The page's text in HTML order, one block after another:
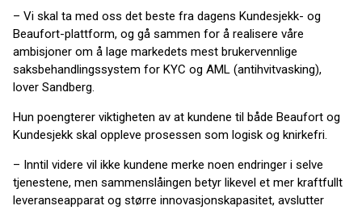
– Vi skal ta med oss det beste fra dagens Kundesjekk- og
Beaufort-plattform, og gå sammen for å realisere våre
ambisjoner om å lage markedets mest brukervennlige
saksbehandlingssystem for KYC og AML (antihvitvasking),
lover Sandberg.
Hun poengterer viktigheten av at kundene til både Beaufort og
Kundesjekk skal oppleve prosessen som logisk og knirkefri.
– Inntil videre vil ikke kundene merke noen endringer i selve
tjenestene, men sammenslåingen betyr likevel et mer kraftfullt
leveranseapparat og større innovasjonskapasitet, avslutter